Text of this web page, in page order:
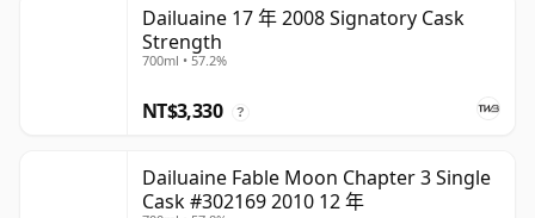
Dailuaine 17 年 2008 Signatory Cask
Strength
700ml • 57.2%
NT$3,330 ?
Dailuaine Fable Moon Chapter 3 Single
Cask #302169 2010 12 年